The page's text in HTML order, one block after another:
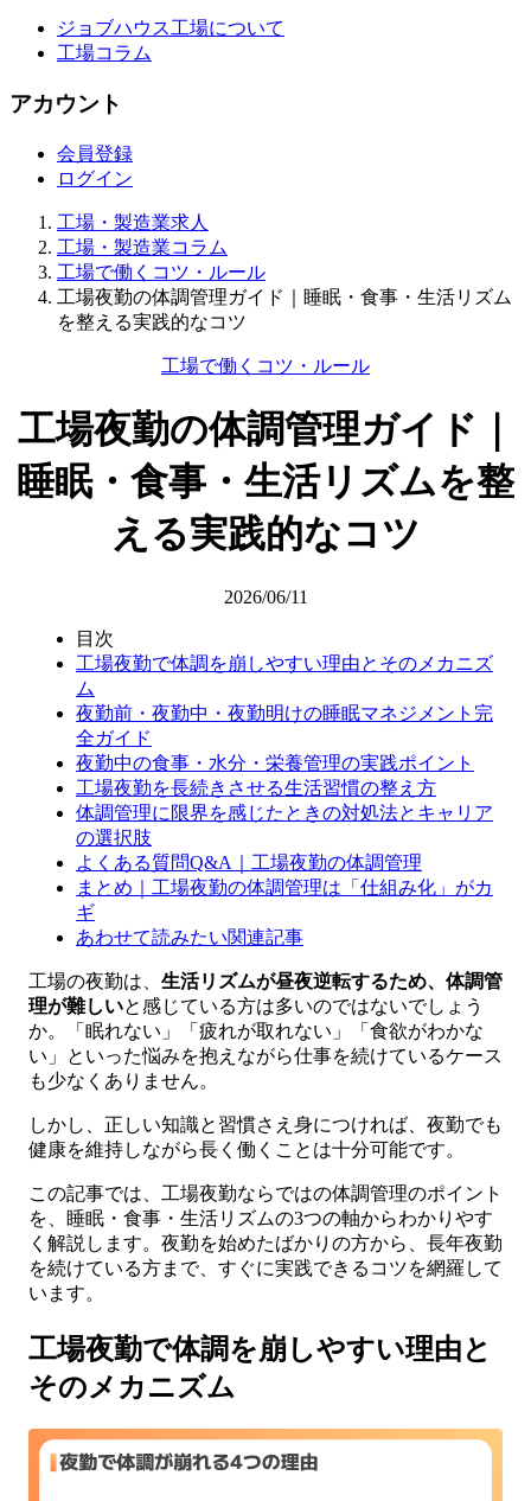
ジョブハウス工場について
工場コラム
アカウント
会員登録
ログイン
工場・製造業求人
工場・製造業コラム
工場で働くコツ・ルール
工場夜勤の体調管理ガイド｜睡眠・食事・生活リズム
を整える実践的なコツ
工場で働くコツ・ルール
工場夜勤の体調管理ガイド｜
睡眠・食事・生活リズムを整
える実践的なコツ
2026/06/11
目次
工場夜勤で体調を崩しやすい理由とそのメカニズ
ム
夜勤前・夜勤中・夜勤明けの睡眠マネジメント完
全ガイド
夜勤中の食事・水分・栄養管理の実践ポイント
工場夜勤を長続きさせる生活習慣の整え方
体調管理に限界を感じたときの対処法とキャリア
の選択肢
よくある質問Q&A｜工場夜勤の体調管理
まとめ｜工場夜勤の体調管理は「仕組み化」がカ
ギ
あわせて読みたい関連記事
工場の夜勤は、 生活リズムが昼夜逆転するため、体調管
理が難しいと感じている方は多いのではないでしょう
か。「眠れない」「疲れが取れない」「食欲がわかな
い」といった悩みを抱えながら仕事を続けているケース
も少なくありません。
しかし、正しい知識と習慣さえ身につければ、夜勤でも
健康を維持しながら長く働くことは十分可能です。
この記事では、工場夜勤ならではの体調管理のポイント
を、睡眠・食事・生活リズムの3つの軸からわかりやす
く解説します。夜勤を始めたばかりの方から、長年夜勤
を続けている方まで、すぐに実践できるコツを網羅して
います。
工場夜勤で体調を崩しやすい理由と
そのメカニズム